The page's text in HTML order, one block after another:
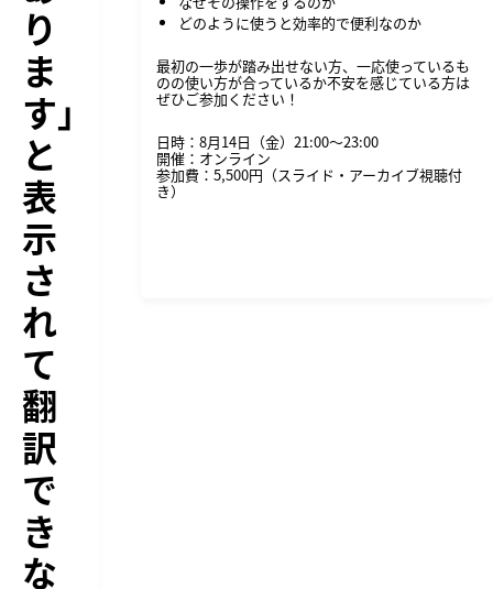
り
ま
す」
と
表
示
さ
れ
て
翻
訳
で
き
な
どのように使うと効率的で便利なのか
最初の一歩が踏み出せない方、一応使っているも
のの使い方が合っているか不安を感じている方は
ぜひご参加ください！
日時：8月14日（金）21:00〜23:00
開催：オンライン
参加費：5,500円（スライド・アーカイブ視聴付
き）